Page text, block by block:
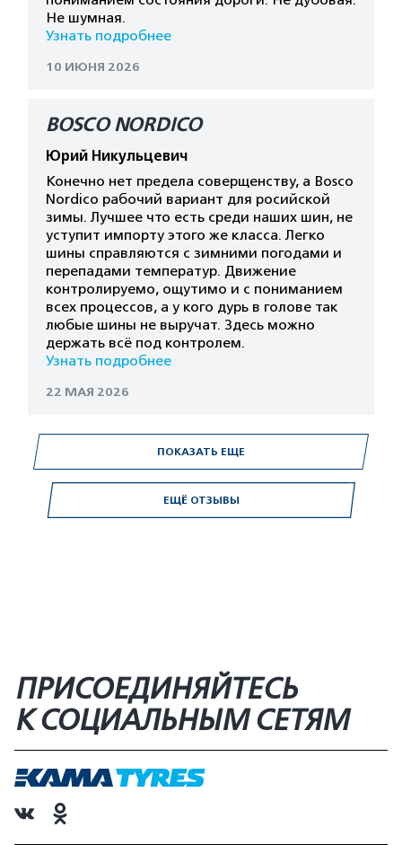
ЕЩЁ ОТЗЫВЫ
Не шумная.
Узнать подробнее
10 ИЮНЯ 2026
BOSCO NORDICO
Юрий Никульцевич
Конечно нет предела соверщенству, а Bosco
Nordico рабочий вариант для росийской
зимы. Лучшее что есть среди наших шин, не
уступит импорту этого же класса. Легко
шины справляются с зимними погодами и
перепадами температур. Движение
контролируемо, ощутимо и с пониманием
всех процессов, а у кого дурь в голове так
любые шины не выручат. Здесь можно
держать всё под контролем.
Узнать подробнее
22 МАЯ 2026
ПОКАЗАТЬ ЕЩЕ
ПРИСОЕДИНЯЙТЕСЬ
К СОЦИАЛЬНЫМ СЕТЯМ